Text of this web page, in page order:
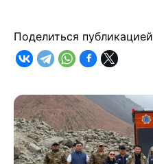
Поделиться публикацией